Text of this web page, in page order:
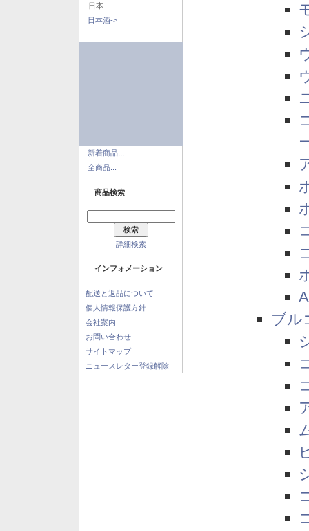
- 日本
日本酒->
新着商品...
全商品...
商品検索
詳細検索
インフォメーション
配送と返品について
個人情報保護方針
会社案内
お問い合わせ
サイトマップ
ニュースレター登録解除
ブル